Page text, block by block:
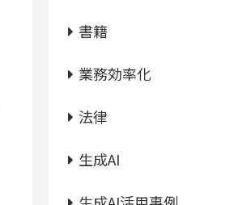
書籍
業務効率化
法律
生成AI